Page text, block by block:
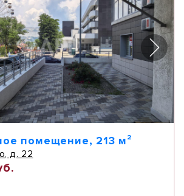
помещение, 213 м²
д. 22